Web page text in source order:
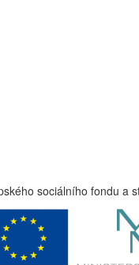
sociálního fondu a